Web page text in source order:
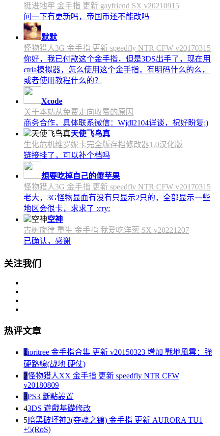
挺进地牢 金手指 更新 gayfriend SX v20210915
问一下有更新吗，帝国币还不能改吗
默默
怪物猎人3G 金手指 更新 speedfly NTR CFW v20170315
你好，我已付款这个金手指，但是3DS出手了，现在用
ctria模拟器，怎么使用这个金手指，有明码什么的么，
或者使用教程什么的？
Xcode
关于本站从免费走向收费的原因
商务合作，具体联系微信：Wjdl2104详谈，祝好盼复;)
天使飞鸟真
生化危机维罗妮卡完全版存档修改器1.0汉化版
链接挂了，可以补个档吗
想要吃掉自己的傻苹果
怪物猎人3G 金手指 更新 speedfly NTR CFW v20170315
老大，3G怪物显血有没有只显示2只的，全部显示一些
地区会很卡，求求了 :cry:
空神
古树旋律 重生 金手指 我爱吃洋葱 SX v20221207
已确认，感谢
关注我们
热评文章
1ioritree 金手指合集 更新 v20150323 增加 戰地風雲：強
硬路線(战地 硬仗)
2怪物猎人XX 金手指 更新 speedfly NTR CFW
v20180809
3PS3 斷點設置
43DS 遊戲基礎修改
5暗黑破坏神3(夺魂之镰) 金手指 更新 AURORA TU1
+5(RoS)